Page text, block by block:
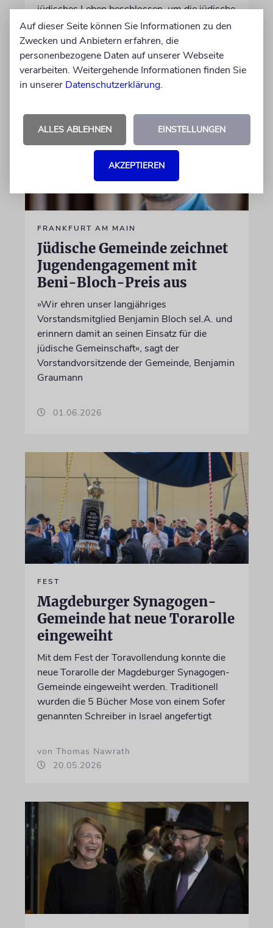
jüdisches Leben beschlossen, um die jüdische
Gemeinschaft zu fördern und zu schützen
17.06.2026
FRANKFURT AM MAIN
Jüdische Gemeinde zeichnet
Jugendengagement mit
Beni-Bloch-Preis aus
»Wir ehren unser langjähriges
Vorstandsmitglied Benjamin Bloch sel.A. und
erinnern damit an seinen Einsatz für die
jüdische Gemeinschaft«, sagt der
Vorstandvorsitzende der Gemeinde, Benjamin
Graumann
01.06.2026
FEST
Magdeburger Synagogen-
Gemeinde hat neue Torarolle
eingeweiht
Mit dem Fest der Toravollendung konnte die
neue Torarolle der Magdeburger Synagogen-
Gemeinde eingeweiht werden. Traditionell
wurden die 5 Bücher Mose von einem Sofer
genannten Schreiber in Israel angefertigt
von Thomas Nawrath
20.05.2026
Auf dieser Seite können Sie Informationen zu den
Zwecken und Anbietern erfahren, die
personenbezogene Daten auf unserer Webseite
verarbeiten. Weitergehende Informationen finden Sie
in unserer Datenschutzerklärung.
ALLES ABLEHNEN EINSTELLUNGEN
AKZEPTIEREN